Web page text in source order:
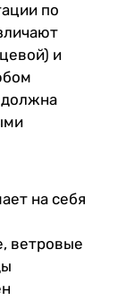
по
и
на себя
ветровые